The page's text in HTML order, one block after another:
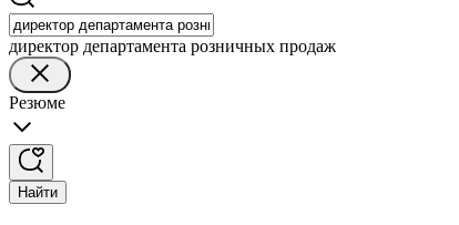
директор департамента розничных продаж
Резюме
Найти